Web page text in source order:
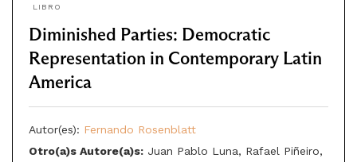
LIBRO
Diminished Parties: Democratic
Representation in Contemporary Latin
America
Autor(es): Fernando Rosenblatt
Otro(a)s Autore(a)s: Juan Pablo Luna, Rafael Piñeiro,